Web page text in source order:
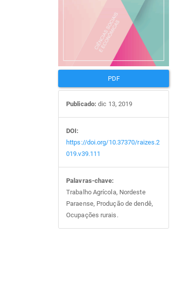
PDF
Publicado: dic 13, 2019
DOI:
https://doi.org/10.37370/raizes.2
019.v39.111
Palavras-chave:
Trabalho Agrícola, Nordeste
Paraense, Produção de dendê,
Ocupações rurais.